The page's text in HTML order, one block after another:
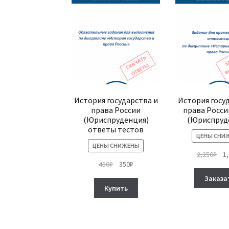
История государства и
права России
(Юриспруденция)
ответы тестов
ЦЕНЫ СНИЖЕНЫ
450₽
Первоначальная
составляла
450₽.
350₽Текущая
Купить
История
права
ЦЕНЫ
2,250₽